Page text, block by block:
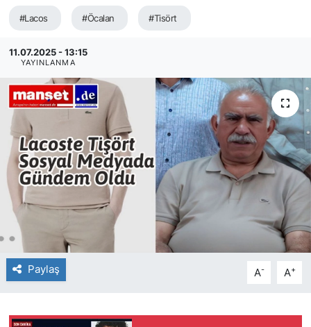
#Lacos #Öcalan #Tisört
11.07.2025 - 13:15
YAYINLANMA
Paylaş A- A+